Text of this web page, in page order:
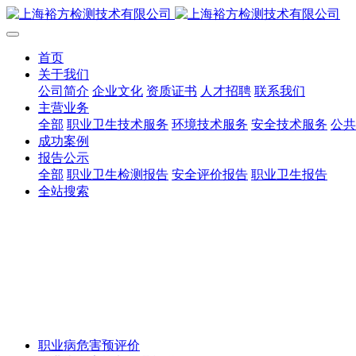
首页
关于我们
公司简介 企业文化 资质证书 人才招聘 联系我们
主营业务
全部 职业卫生技术服务 环境技术服务 安全技术服务 公
成功案例
报告公示
全部 职业卫生检测报告 安全评价报告 职业卫生报告
全站搜索
职业病危害预评价